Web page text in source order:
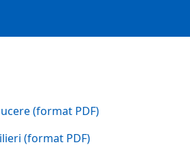
(format PDF)
(format PDF)